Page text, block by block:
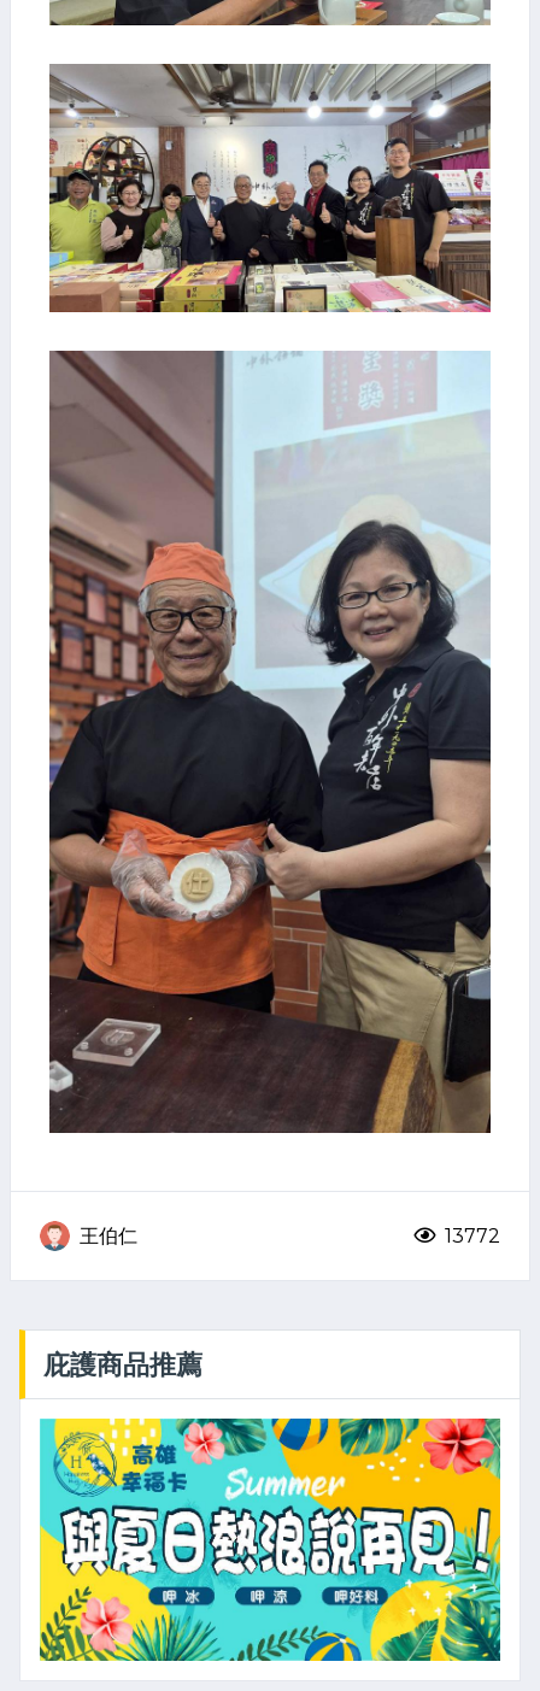
王伯仁 13772
庇護商品推薦